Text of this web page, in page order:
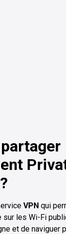
VPN qui
sur les Wi-Fi
et de naviguer